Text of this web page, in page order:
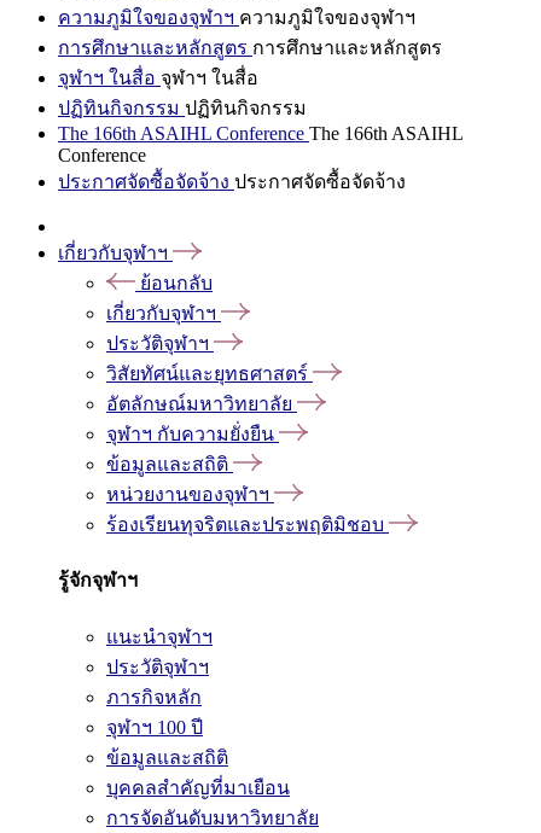
ความภูมิใจของจุฬาฯ ความภูมิใจของจุฬาฯ
การศึกษาและหลักสูตร การศึกษาและหลักสูตร
จุฬาฯ ในสื่อ จุฬาฯ ในสื่อ
ปฏิทินกิจกรรม ปฏิทินกิจกรรม
The 166th ASAIHL Conference The 166th ASAIHL
Conference
ประกาศจัดซื้อจัดจ้าง ประกาศจัดซื้อจัดจ้าง
เกี่ยวกับจุฬาฯ
ย้อนกลับ
เกี่ยวกับจุฬาฯ
ประวัติจุฬาฯ
วิสัยทัศน์และยุทธศาสตร์
อัตลักษณ์มหาวิทยาลัย
จุฬาฯ กับความยั่งยืน
ข้อมูลและสถิติ
หน่วยงานของจุฬาฯ
ร้องเรียนทุจริตและประพฤติมิชอบ
รู้จักจุฬาฯ
แนะนำจุฬาฯ
ประวัติจุฬาฯ
ภารกิจหลัก
จุฬาฯ 100 ปี
ข้อมูลและสถิติ
บุคคลสำคัญที่มาเยือน
การจัดอันดับมหาวิทยาลัย